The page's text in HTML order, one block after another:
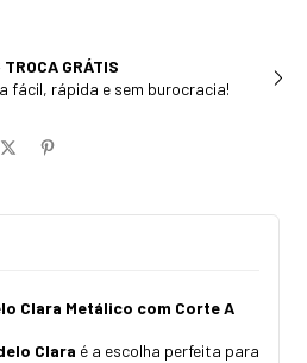
PARA TODO BRASIL
rápido em até 24h
Clara Metálico com Corte A
Clara é a escolha perfeita para